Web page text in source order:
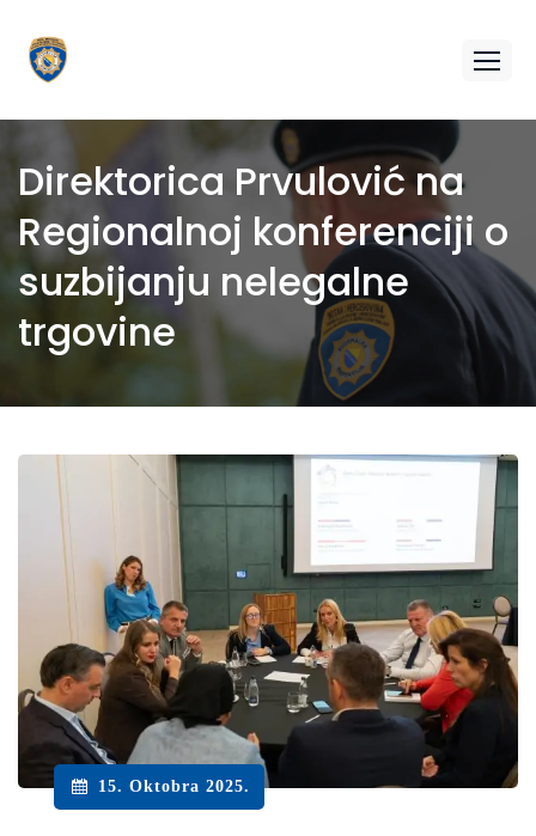
Direktorica Prvulović na
Regionalnoj konferenciji o
suzbijanju nelegalne
trgovine
15. Oktobra 2025.